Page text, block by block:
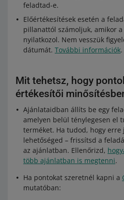
feladtad-e.
Előértékesítések esetén a
pillanattól számoljuk, amikor
nyilatkozol. Nem vesszük
dátumát. További információk.
Mit tehetsz, hogy
értékesítői
Ajánlataidban állíts be egy
amelyen belül ténylegesen el
terméket. Ha tudod, hogy erre
lehetőséged – frissítsd a
az ajánlatban. Ellenőrizd,
több ajánlatban is megtenni.
Ha pontokat szeretnél kapni a
mutatóban: